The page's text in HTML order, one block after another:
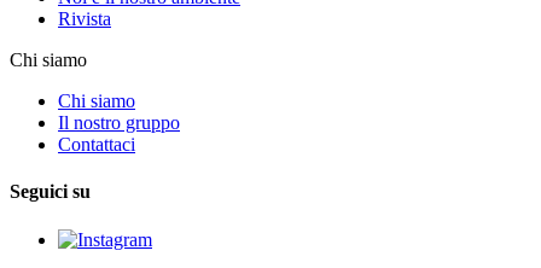
Rivista
Chi siamo
Chi siamo
Il nostro gruppo
Contattaci
Seguici su